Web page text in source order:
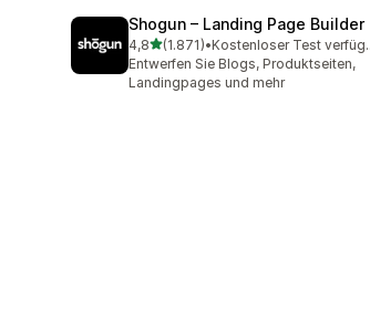
Shogun – Landing Page Builder
4,8von 5 Sternen
(1.871)
1871 Rezensionen insgesamt
•
Entwerfen Sie Blogs, Produktseiten,
Landingpages und mehr